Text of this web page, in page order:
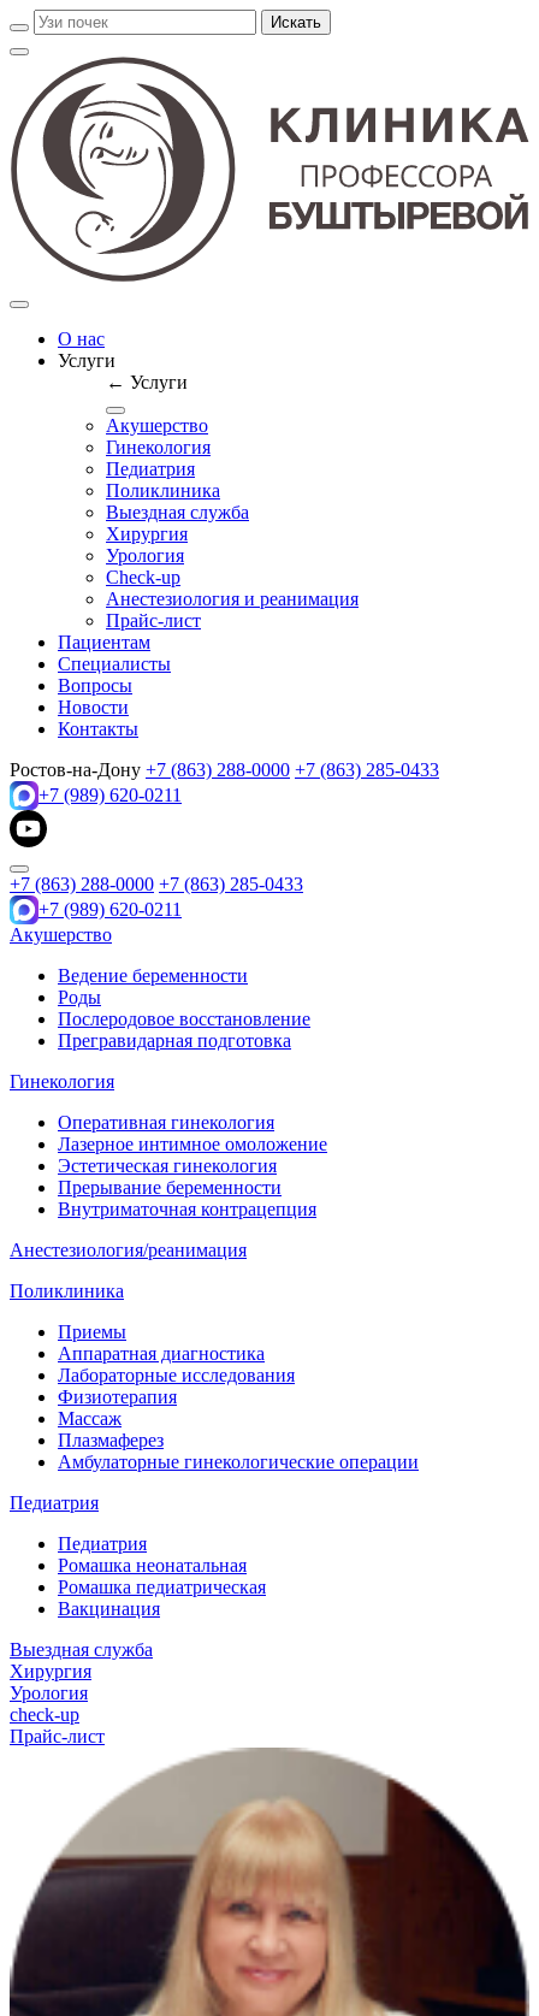
О нас
Услуги
← Услуги
Акушерство
Гинекология
Педиатрия
Поликлиника
Выездная служба
Хирургия
Урология
Check-up
Анестезиология и реанимация
Прайс-лист
Пациентам
Специалисты
Вопросы
Новости
Контакты
Ростов-на-Дону +7 (863) 288-0000 +7 (863) 285-0433
+7 (989) 620-0211
+7 (863) 288-0000 +7 (863) 285-0433
+7 (989) 620-0211
Акушерство
Ведение беременности
Роды
Послеродовое восстановление
Прегравидарная подготовка
Гинекология
Оперативная гинекология
Лазерное интимное омоложение
Эстетическая гинекология
Прерывание беременности
Внутриматочная контрацепция
Анестезиология/реанимация
Поликлиника
Приемы
Аппаратная диагностика
Лабораторные исследования
Физиотерапия
Массаж
Плазмаферез
Амбулаторные гинекологические операции
Педиатрия
Педиатрия
Ромашка неонатальная
Ромашка педиатрическая
Вакцинация
Выездная служба
Хирургия
Урология
check-up
Прайс-лист